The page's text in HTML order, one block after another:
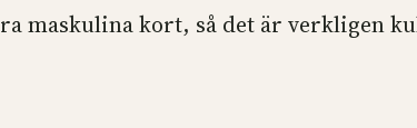
maskulina kort, så det är verkligen